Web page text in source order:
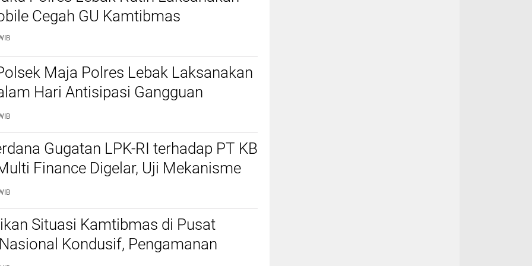
Cegah GU Kamtibmas
Maja Polres Lebak Laksanakan
Hari Antisipasi Gangguan
Gugatan LPK-RI terhadap PT KB
Finance Digelar, Uji Mekanisme
Jadi Sorotan
Situasi Kamtibmas di Pusat
Kondusif, Pengamanan